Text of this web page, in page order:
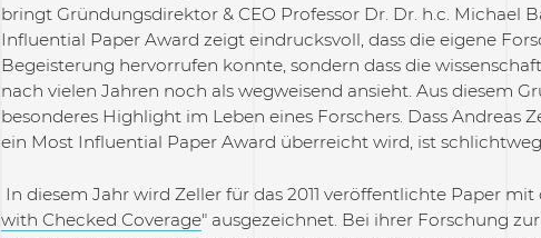
bringt Gründungsdirektor & CEO Professor Dr. Dr. h.c. Michael
Influential Paper Award zeigt eindrucksvoll, dass die eigene
Begeisterung hervorrufen konnte, sondern dass die
nach vielen Jahren noch als wegweisend ansieht. Aus diesem
besonderes Highlight im Leben eines Forschers. Dass Andreas
ein Most Influential Paper Award überreicht wird, ist
In diesem Jahr wird Zeller für das 2011 veröffentlichte Paper mit
with Checked Coverage" ausgezeichnet. Bei ihrer Forschung